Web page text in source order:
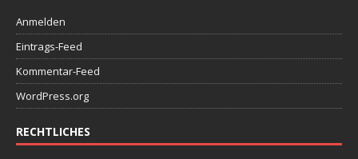
Anmelden
Eintrags-Feed
Kommentar-Feed
WordPress.org
RECHTLICHES